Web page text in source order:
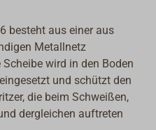
besteht aus einer aus
Metallnetz
wird in den Boden
und schützt den
die beim Schweißen,
dergleichen auftreten